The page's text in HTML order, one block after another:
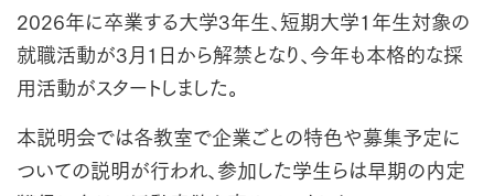
2026年に卒業する大学3年生、短期大学1年生対象の
就職活動が3月1日から解禁となり、今年も本格的な採
用活動がスタートしました。
本説明会では各教室で企業ごとの特色や募集予定に
ついての説明が行われ、参加した学生らは早期の内定